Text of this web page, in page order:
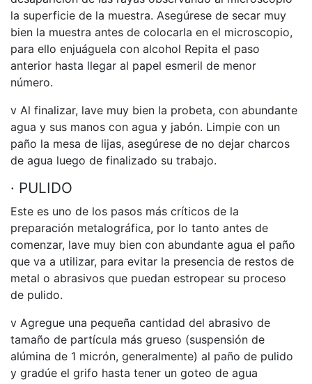
la superficie de la muestra. Asegúrese de secar muy
bien la muestra antes de colocarla en el microscopio,
para ello enjuáguela con alcohol Repita el paso
anterior hasta llegar al papel esmeril de menor
número.
v Al finalizar, lave muy bien la probeta, con abundante
agua y sus manos con agua y jabón. Limpie con un
paño la mesa de lijas, asegúrese de no dejar charcos
de agua luego de finalizado su trabajo.
· PULIDO
Este es uno de los pasos más críticos de la
preparación metalográfica, por lo tanto antes de
comenzar, lave muy bien con abundante agua el paño
que va a utilizar, para evitar la presencia de restos de
metal o abrasivos que puedan estropear su proceso
de pulido.
v Agregue una pequeña cantidad del abrasivo de
tamaño de partícula más grueso (suspensión de
alúmina de 1 micrón, generalmente) al paño de pulido
y gradúe el grifo hasta tener un goteo de agua